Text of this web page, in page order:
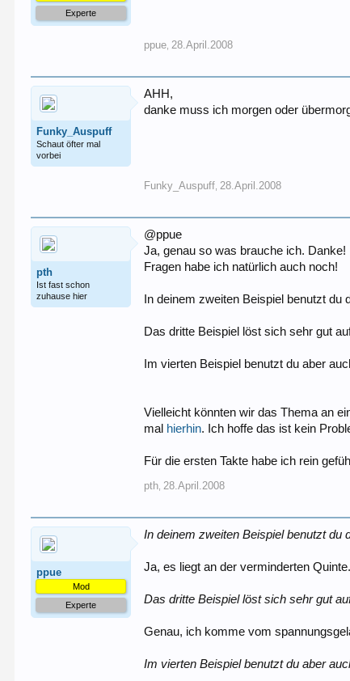
Experte
ppue 28.April.2008
Funky_Auspuff
Schaut öfter mal
vorbei
AHH,
danke muss ich morgen oder
Funky_Auspuff 28.April.2008
pth
Ist fast schon
zuhause hier
@ppue
Ja, genau so was brauche ich. Danke!
Fragen habe ich natürlich auch noch!
In deinem zweiten Beispiel benutzt
Das dritte Beispiel löst sich sehr gut
Im vierten Beispiel benutzt du aber
Vielleicht könnten wir das Thema an
mal hierhin. Ich hoffe das ist kein
Für die ersten Takte habe ich rein
pth 28.April.2008
ppue
Mod
Experte
In deinem zweiten Beispiel benutzt du
Ja, es liegt an der verminderten
Das dritte Beispiel löst sich sehr gut
Genau, ich komme vom
Im vierten Beispiel benutzt du aber